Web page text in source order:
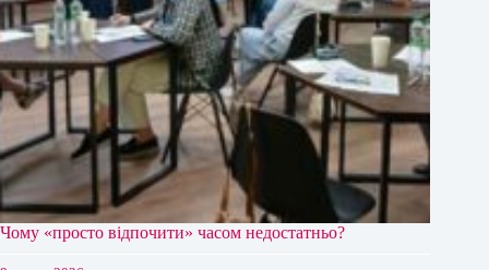
Чому «просто відпочити» часом недостатньо?